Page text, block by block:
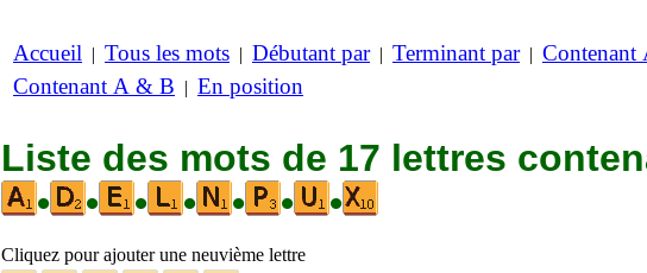
Accueil | Tous les mots | Débutant par| Terminant par| Contenant
Contenant A & B | En position
Liste des mots de 17 lettres
•
• • • • • •
Cliquez pour ajouter une neuvième lettre